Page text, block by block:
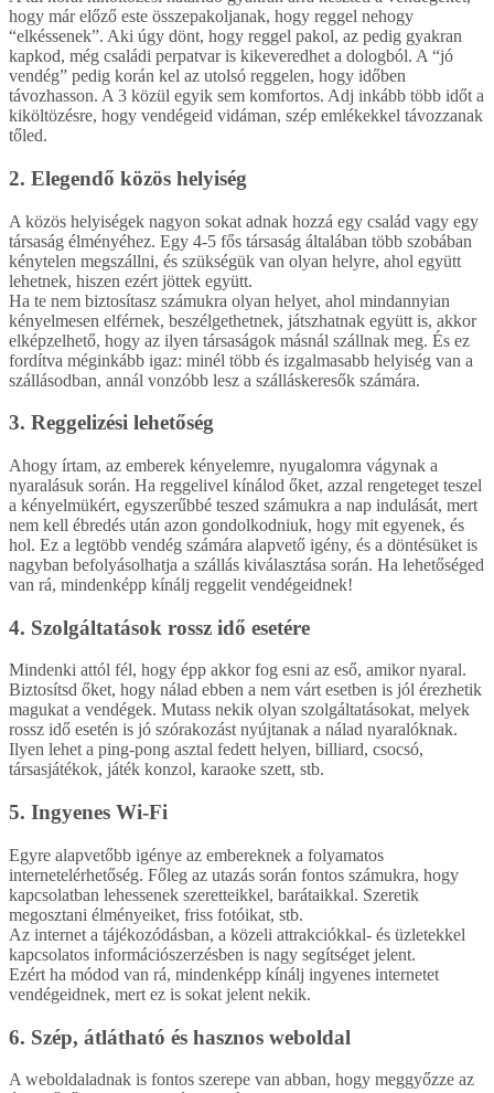
hogy már előző este összepakoljanak, hogy reggel nehogy
“elkéssenek”. Aki úgy dönt, hogy reggel pakol, az pedig gyakran
kapkod, még családi perpatvar is kikeveredhet a dologból. A “jó
vendég” pedig korán kel az utolsó reggelen, hogy időben
távozhasson. A 3 közül egyik sem komfortos. Adj inkább több időt a
kiköltözésre, hogy vendégeid vidáman, szép emlékekkel távozzanak
tőled.
2. Elegendő közös helyiség
A közös helyiségek nagyon sokat adnak hozzá egy család vagy egy
társaság élményéhez. Egy 4-5 fős társaság általában több szobában
kénytelen megszállni, és szükségük van olyan helyre, ahol együtt
lehetnek, hiszen ezért jöttek együtt.
Ha te nem biztosítasz számukra olyan helyet, ahol mindannyian
kényelmesen elférnek, beszélgethetnek, játszhatnak együtt is, akkor
elképzelhető, hogy az ilyen társaságok másnál szállnak meg. És ez
fordítva méginkább igaz: minél több és izgalmasabb helyiség van a
szállásodban, annál vonzóbb lesz a szálláskeresők számára.
3. Reggelizési lehetőség
Ahogy írtam, az emberek kényelemre, nyugalomra vágynak a
nyaralásuk során. Ha reggelivel kínálod őket, azzal rengeteget teszel
a kényelmükért, egyszerűbbé teszed számukra a nap indulását, mert
nem kell ébredés után azon gondolkodniuk, hogy mit egyenek, és
hol. Ez a legtöbb vendég számára alapvető igény, és a döntésüket is
nagyban befolyásolhatja a szállás kiválasztása során. Ha lehetőséged
van rá, mindenképp kínálj reggelit vendégeidnek!
4. Szolgáltatások rossz idő esetére
Mindenki attól fél, hogy épp akkor fog esni az eső, amikor nyaral.
Biztosítsd őket, hogy nálad ebben a nem várt esetben is jól érezhetik
magukat a vendégek. Mutass nekik olyan szolgáltatásokat, melyek
rossz idő esetén is jó szórakozást nyújtanak a nálad nyaralóknak.
Ilyen lehet a ping-pong asztal fedett helyen, billiard, csocsó,
társasjátékok, játék konzol, karaoke szett, stb.
5. Ingyenes Wi-Fi
Egyre alapvetőbb igénye az embereknek a folyamatos
internetelérhetőség. Főleg az utazás során fontos számukra, hogy
kapcsolatban lehessenek szeretteikkel, barátaikkal. Szeretik
megosztani élményeiket, friss fotóikat, stb.
Az internet a tájékozódásban, a közeli attrakciókkal- és üzletekkel
kapcsolatos információszerzésben is nagy segítséget jelent.
Ezért ha módod van rá, mindenképp kínálj ingyenes internetet
vendégeidnek, mert ez is sokat jelent nekik.
6. Szép, átlátható és hasznos weboldal
A weboldaladnak is fontos szerepe van abban, hogy meggyőzze az